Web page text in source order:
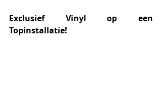
Exclusief Vinyl op een
Topinstallatie!